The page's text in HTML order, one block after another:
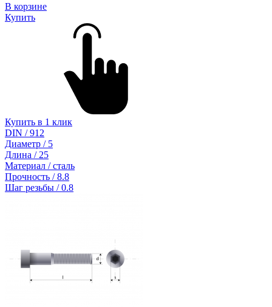
В корзине
Купить
Купить в 1 клик
DIN / 912
Диаметр / 5
Длина / 25
Материал / сталь
Прочность / 8.8
Шаг резьбы / 0.8